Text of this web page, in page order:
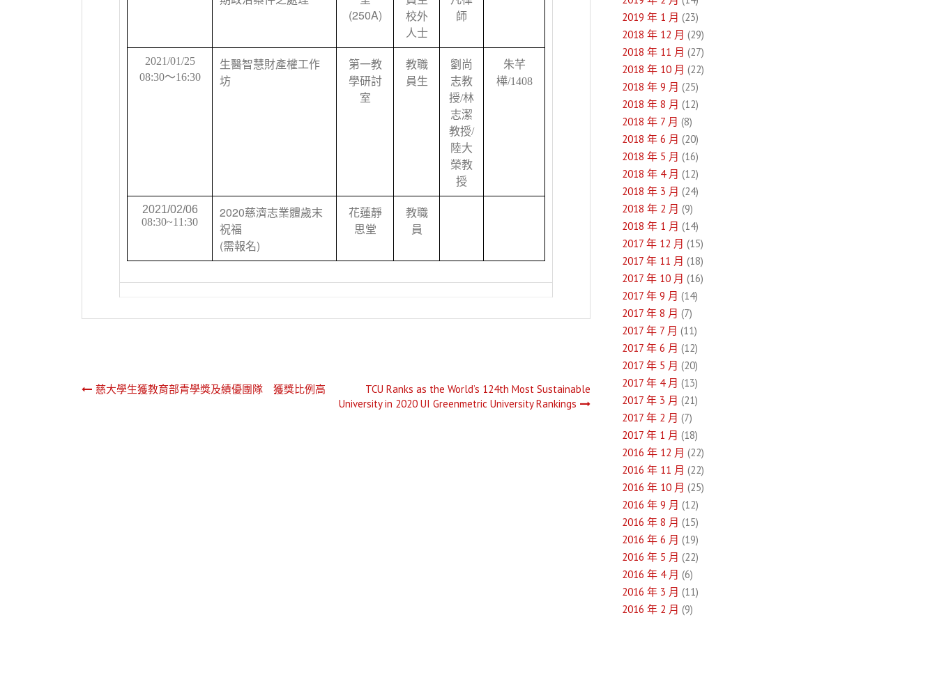
(250A)
校外
人士
師
2021/01/25
08:30～16:30
生醫智慧財產權工作
坊
第一教
學研討
室
教職
員生
劉尚
志教
授/林
志潔
教授/
陸大
榮教
授
朱芊
樺/1408
2021/02/06
08:30~11:30
2020慈濟志業體歲末
祝福
(需報名)
花蓮靜
思堂
教職
員
文慈大學生獲教育部青學獎及績優團隊 獲獎比例高
TCU Ranks as the World’s 124th Most Sustainable
University in 2020 UI Greenmetric University Rankings
2019 年 1 月 (23)
2018 年 12 月 (29)
2018 年 11 月 (27)
2018 年 10 月 (22)
2018 年 9 月 (25)
2018 年 8 月 (12)
2018 年 7 月 (8)
2018 年 6 月 (20)
2018 年 5 月 (16)
2018 年 4 月 (12)
2018 年 3 月 (24)
2018 年 2 月 (9)
2018 年 1 月 (14)
2017 年 12 月 (15)
2017 年 11 月 (18)
2017 年 10 月 (16)
2017 年 9 月 (14)
2017 年 8 月 (7)
2017 年 7 月 (11)
2017 年 6 月 (12)
2017 年 5 月 (20)
2017 年 4 月 (13)
2017 年 3 月 (21)
2017 年 2 月 (7)
2017 年 1 月 (18)
2016 年 12 月 (22)
2016 年 11 月 (22)
2016 年 10 月 (25)
2016 年 9 月 (12)
2016 年 8 月 (15)
2016 年 6 月 (19)
2016 年 5 月 (22)
2016 年 4 月 (6)
2016 年 3 月 (11)
2016 年 2 月 (9)